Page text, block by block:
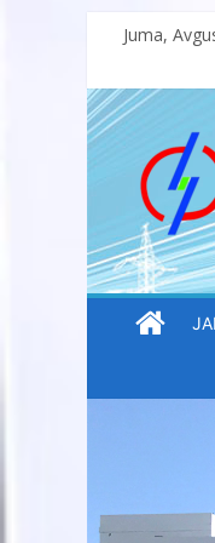
content
Juma,
“Buxoro